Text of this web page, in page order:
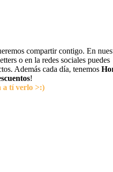
compartir contigo. En
o en la redes sociales puedes
Además cada día, tenemos
!
a tí verlo >:)